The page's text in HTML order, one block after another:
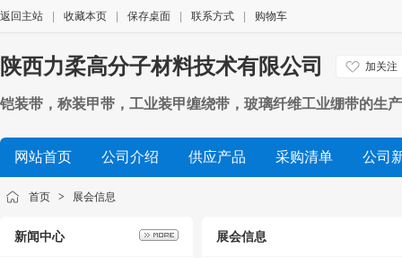
返回主站 收藏本页 保存桌面 联系方式 购物车
陕西力柔高分子材料技术有限公司 加关注
铠装带，称装甲带，工业装甲缠绕带，玻璃纤维工业绷带的生
网站首页 公司介绍 供应产品 采购清单 公司
首页 > 展会信息
新闻中心 展会信息